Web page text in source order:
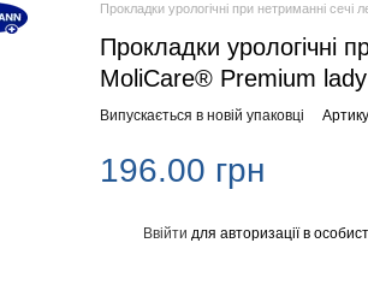
Прокладки урологічні при нетриманні
Прокладки урологічні
MoliCare® Premium
Випускається в новій упаковці
196.00 грн
Ввійти для авторизації в